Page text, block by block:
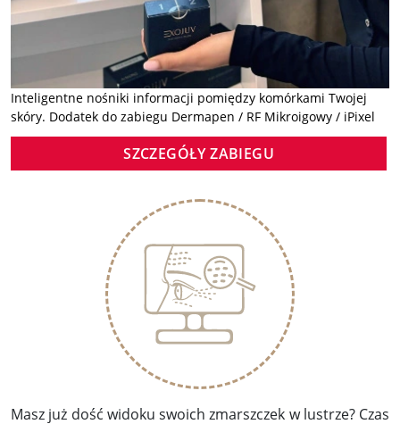
Inteligentne nośniki informacji pomiędzy komórkami Twojej
skóry. Dodatek do zabiegu Dermapen / RF Mikroigowy / iPixel
SZCZEGÓŁY ZABIEGU
Masz już dość widoku swoich zmarszczek w lustrze? Czas